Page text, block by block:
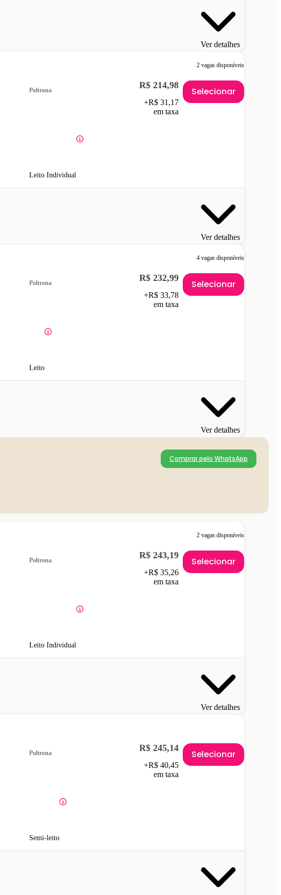
Ver detalhes
2 vagas disponíveis
Poltrona
Leito Individual
R$ 214,98
+R$ 31,17
em taxa
Selecionar
Ver detalhes
4 vagas disponíveis
Poltrona
Leito
R$ 232,99
+R$ 33,78
em taxa
Selecionar
Ver detalhes
Comprar pelo WhatsApp
2 vagas disponíveis
Poltrona
Leito Individual
R$ 243,19
+R$ 35,26
em taxa
Selecionar
Ver detalhes
Poltrona
Semi-leito
R$ 245,14
+R$ 40,45
em taxa
Selecionar